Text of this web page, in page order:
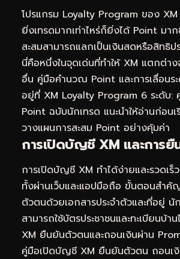
โปรแกรม Loyalty Program ของ XM
ยิ่งเทรดมากเท่าไหร่ก็ยิ่งได้ Point มา
สะสมสามารถแลกเป็นเงินสดหรือสิทธิป
นี่คือหนึ่งในจุดเด่นที่ทำให้ XM แตกต่าง
อื่น คู่มือคำนวณ Point และการเลื่อน
อยู่ที่ XM Loyalty Program 6 ระดับ
Point ฉบับนักเทรด แนะนำให้อ่านก่อน
วางแผนการสะสม Point อย่างคุ้มค่า
การเปิดบัญชี XM และการ
การเปิดบัญชี XM ทำได้ง่ายและรวดเร็
ทั้งผ่านเว็บและแอปมือถือ ขั้นตอนสำ
ตัวตนด้วยเอกสารประจำตัวและที่อยู่ นั
สามารถใช้บัตรประชาชนและทะเบียนบ้
XM ยืนยันตัวตนและถอนเงินผ่าน
คู่มือเปิดบัญชี XM ยืนยันตัวตน ถอนเ